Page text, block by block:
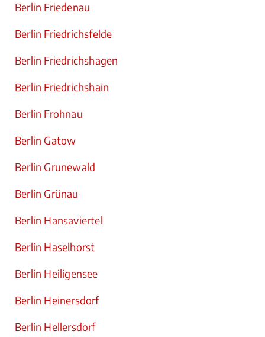
Berlin Friedenau
Berlin Friedrichsfelde
Berlin Friedrichshagen
Berlin Friedrichshain
Berlin Frohnau
Berlin Gatow
Berlin Grunewald
Berlin Grünau
Berlin Hansaviertel
Berlin Haselhorst
Berlin Heiligensee
Berlin Heinersdorf
Berlin Hellersdorf